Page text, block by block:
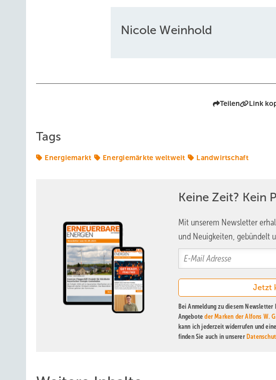
Nicole Weinhold
Teilen Link
Tags
Energiemarkt Energiemärkte weltweit Landwirtschaft
Keine Zeit? Kein
Mit unserem Newsletter
und Neuigkeiten, gebündelt
Bei Anmeldung zu diesem
Angeboteder Marken der Alfons W.
kann ich jederzeit widerrufen und
finden Sie auch in unserer